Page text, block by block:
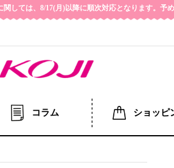
しては、8/17(月)以降に順次対応となります。予
コラム ショッピ